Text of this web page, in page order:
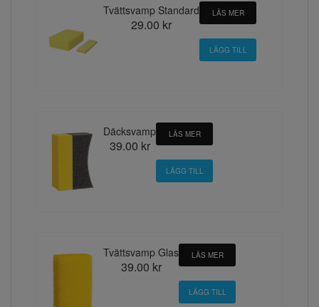
Tvättsvamp Standard
29.00 kr
LÄS MER
Däcksvamp
39.00 kr
LÄS MER
Tvättsvamp Glas
39.00 kr
LÄS MER